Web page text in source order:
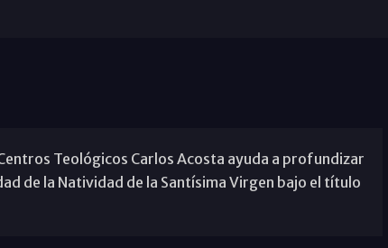
Teológicos Carlos Acosta ayuda a profundizar
de la Natividad de la Santísima Virgen bajo el título